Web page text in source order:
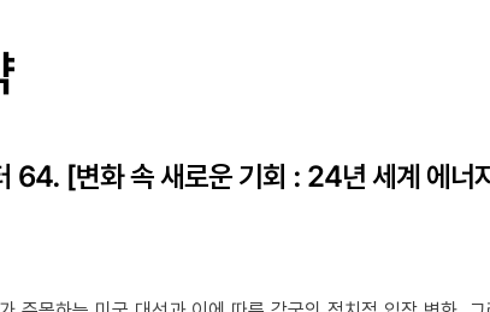
64. [변화 속 새로운 기회 : 24년 세계 에너